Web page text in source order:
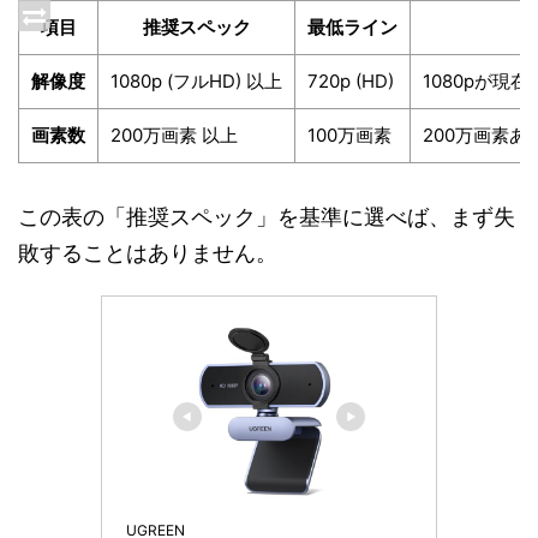
項目 推奨スペック 最低ライン
解像度 1080p (フルHD) 以上 720p (HD) 1080pが現在
画素数 200万画素 以上 100万画素 200万画素あ
この表の「推奨スペック」を基準に選べば、まず失
敗することはありません。
UGREEN